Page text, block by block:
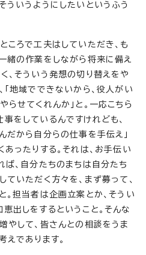
ういうようにしたいというふう
ころで工夫はしていただき、も
緒の作業をしながら将来に備え
、そういう発想の切り替えをや
「地域でできないから、役人がい
らせてくれんか」と。一応こちら
をしているんですけれども、
だから自分らの仕事を手伝え」
あったりする。それは、お手伝い
ば、自分たちのまちは自分たち
ていただく方々を、まず募って、
。担当者は企画立案とか、そうい
出しをするということ。そんな
やして、皆さんとの相談をうま
えであります。